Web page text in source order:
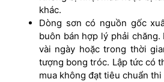
khác.
Dòng sơn có nguồn gốc
buôn bán hợp lý phải
vài ngày hoặc trong thời
tượng bong tróc. Lập tức có
mua không đạt tiêu chuẩn thi